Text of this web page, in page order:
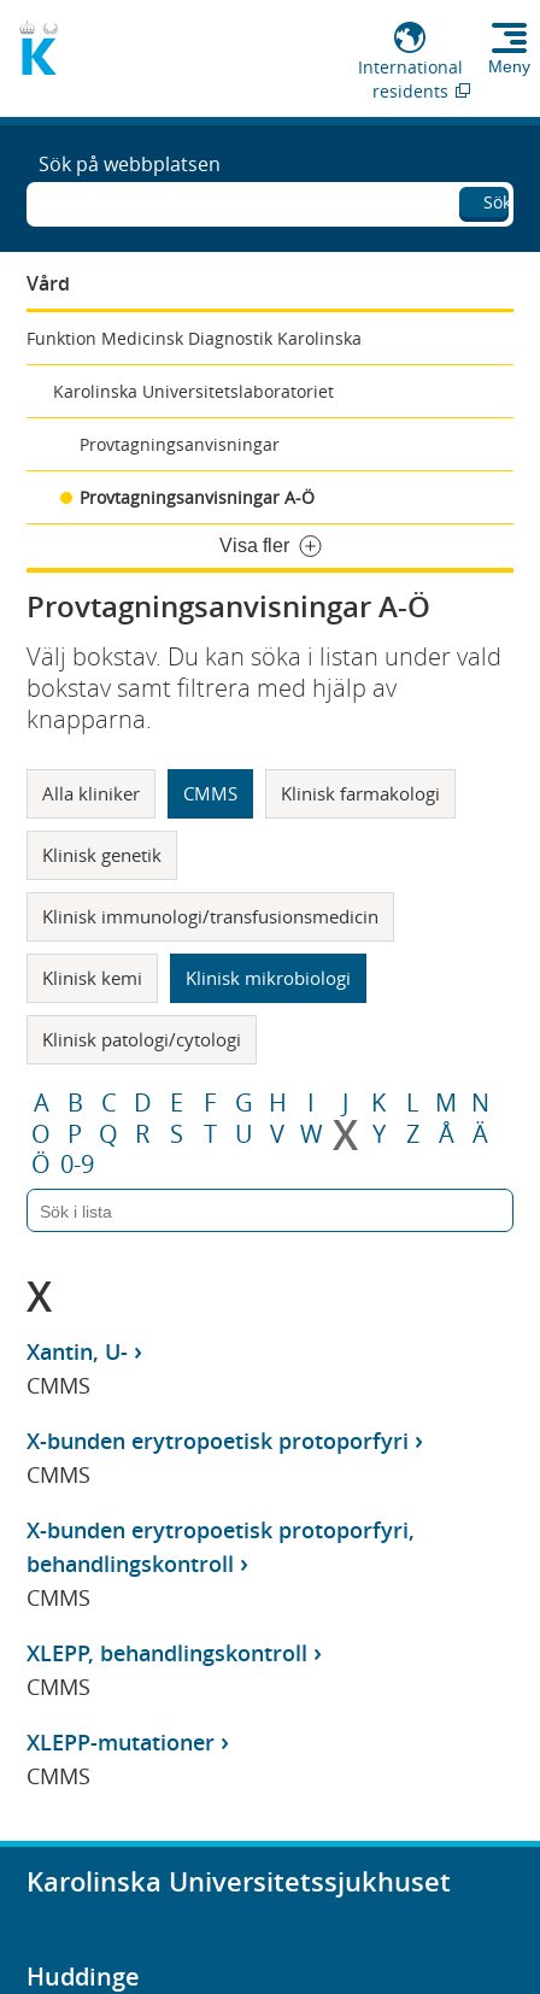
International
residents
Meny
Sök på webbplatsen
Sök
Vård
Funktion Medicinsk Diagnostik Karolinska
Karolinska Universitetslaboratoriet
Provtagningsanvisningar
Provtagningsanvisningar A-Ö
Visa fler
Provtagningsanvisningar A-Ö
Välj bokstav. Du kan söka i listan under vald
bokstav samt filtrera med hjälp av
knapparna.
Alla kliniker CMMS Klinisk farmakologi
Klinisk genetik
Klinisk immunologi/transfusionsmedicin
Klinisk kemi Klinisk mikrobiologi
Klinisk patologi/cytologi
A B C D E F G H I J K L M N
O
P Q R S T U V W X Y Z Å Ä
Ö 0-9
X
Xantin, U-
CMMS
X-bunden erytropoetisk protoporfyri
CMMS
X-bunden erytropoetisk protoporfyri,
behandlingskontroll
CMMS
XLEPP, behandlingskontroll
CMMS
XLEPP-mutationer
CMMS
Karolinska Universitetssjukhuset
Huddinge